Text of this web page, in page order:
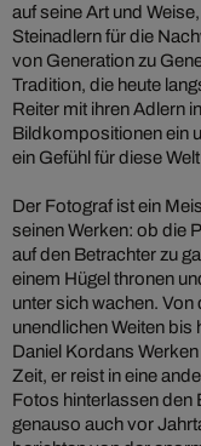
auf seine Art und
Steinadlern für die
von Generation zu
Tradition, die heute
Reiter mit ihren Adlern
Bildkompositionen ein
ein Gefühl für diese
Der Fotograf ist ein
seinen Werken: ob die
auf den Betrachter zu
einem Hügel thronen
unter sich wachen.
unendlichen Weiten bis
Daniel Kordans
Zeit, er reist in eine
Fotos hinterlassen den
genauso auch vor